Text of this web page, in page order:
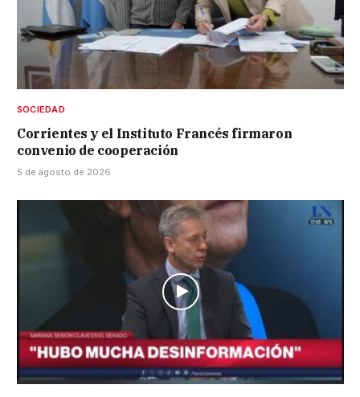
SOCIEDAD
Corrientes y el Instituto Francés firmaron
convenio de cooperación
5 de agosto de 2026